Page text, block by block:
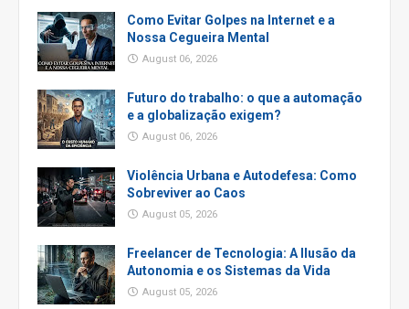
Como Evitar Golpes na Internet e a
Nossa Cegueira Mental
August 06, 2026
Futuro do trabalho: o que a automação
e a globalização exigem?
August 06, 2026
Violência Urbana e Autodefesa: Como
Sobreviver ao Caos
August 05, 2026
Freelancer de Tecnologia: A Ilusão da
Autonomia e os Sistemas da Vida
August 05, 2026